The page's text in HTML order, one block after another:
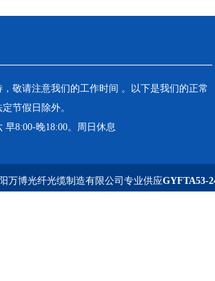
敬请注意我们的工作时间 。以下是我们的正常
节假日除外。
8:00-晚18:00。周日休息
万博光纤光缆制造有限公司专业供应GYFTA53-